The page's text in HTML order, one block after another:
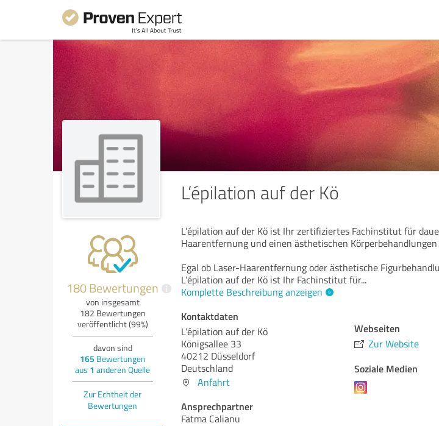
L’épilation auf der Kö
180 Bewertungen i
von insgesamt
182 Bewertungen
veröffentlicht (99%)
davon sind
165 Bewertungen
aus 1 anderen Quelle
Zur Echtheit der
Bewertungen
L’épilation auf der Kö ist Ihr zertifiziertes Fachinstitut für
Haarentfernung und einen ästhetischen Körperbehandlungen
Egal ob Laser-Haarentfernung oder ästhetische
L’épilation auf der Kö ist Ihr Fachinstitut für...
Komplette Beschreibung anzeigen
Kontaktdaten
L’épilation auf der Kö
Königsallee 33
40212 Düsseldorf
Deutschland
Anfahrt
Ansprechpartner
Fatma Calianu
Webseiten
Zur Website
Soziale Medien